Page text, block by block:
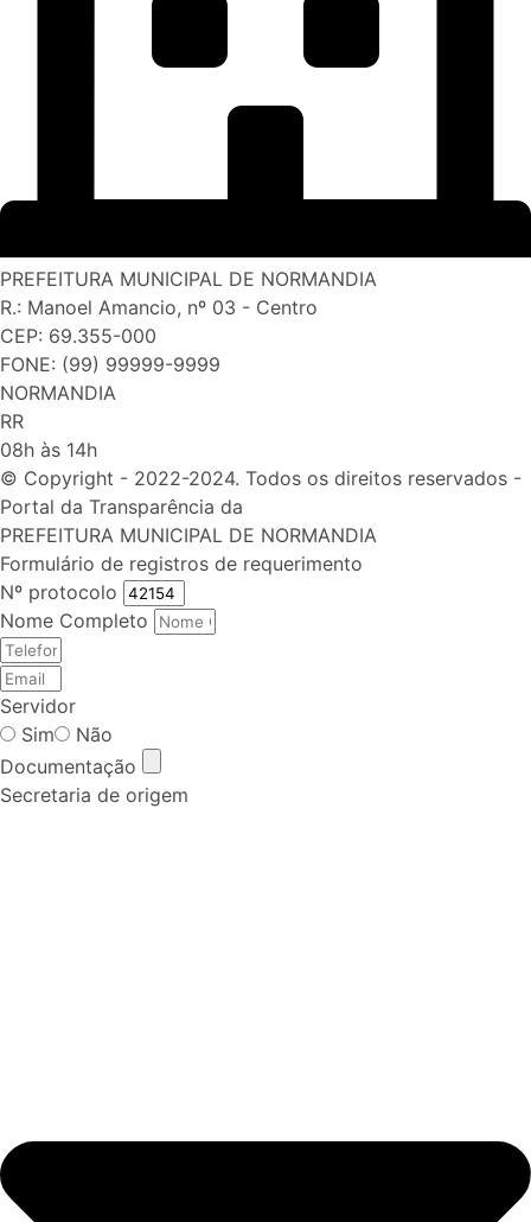
PREFEITURA MUNICIPAL DE NORMANDIA
R.: Manoel Amancio, nº 03 - Centro
CEP: 69.355-000
FONE: (99) 99999-9999
NORMANDIA
RR
08h às 14h
© Copyright - 2022-2024. Todos os direitos reservados -
Portal da Transparência da
PREFEITURA MUNICIPAL DE NORMANDIA
Formulário de registros de requerimento
Nº protocolo
Nome Completo
Servidor
Sim
Não
Documentação
Secretaria de origem